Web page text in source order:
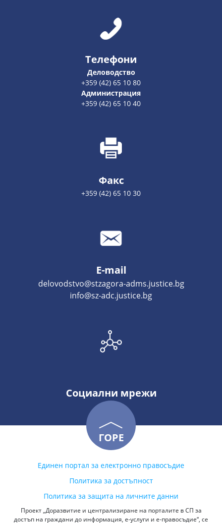
Телефони
Деловодство
+359 (42) 65 10 80
Администрация
+359 (42) 65 10 40
Факс
+359 (42) 65 10 30
E-mail
delovodstvo@stzagora-adms.justice.bg
info@sz-adc.justice.bg
Социални мрежи
ГОРЕ
Единен портал за електронно правосъдие
Политика за достъпност
Политика за защита на личните данни
Проект „Доразвитие и централизиране на порталите в СП за
достъп на граждани до информация, е-услуги и е-правосъдие“, се